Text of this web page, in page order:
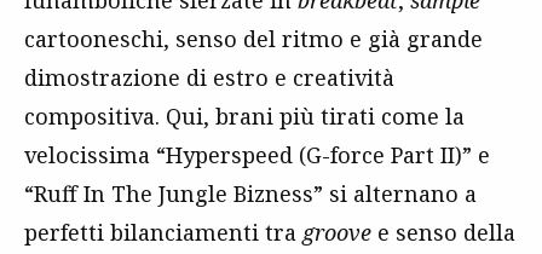
cartooneschi, senso del ritmo e già grande
dimostrazione di estro e creatività
compositiva. Qui, brani più tirati come la
velocissima “Hyperspeed (G-force Part II)” e
“Ruff In The Jungle Bizness” si alternano a
perfetti bilanciamenti tra groove e senso della